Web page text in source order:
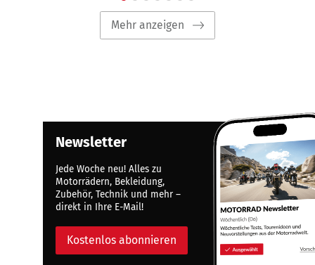
Mehr anzeigen
Newsletter
Jede Woche neu! Alles zu
Motorrädern, Bekleidung,
Zubehör, Technik und mehr –
direkt in Ihre E-Mail!
Kostenlos abonnieren